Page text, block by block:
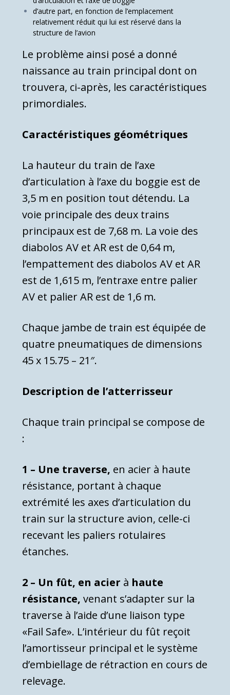
d’autre part, en fonction de l’emplacement
relativement réduit qui lui est réservé dans la
structure de l’avion
Le problème ainsi posé a donné
naissance au train prin­cipal dont on
trouvera, ci-après, les caractéristiques
primor­diales.
Caractéristiques géométriques
La hauteur du train de l’axe
d’articulation à l’axe du boggie est de
3,5 m en position tout détendu. La
voie principale des deux trains
principaux est de 7,68 m. La voie des
diabolos AV et AR est de 0,64 m,
l’empattement des diabolos AV et AR
est de 1,615 m, l’entraxe entre palier
AV et palier AR est de 1,6 m.
Chaque jambe de train est équipée de
quatre pneuma­tiques de dimensions
45 x 15.75 – 21″.
Description de l’atterrisseur
Chaque train principal se compose de
:
1 – Une traverse, en acier à haute
résistance, portant à chaque
extrémité les axes d’articulation du
train sur la structure avion, celle-ci
recevant les paliers rotulaires
étanches.
2 – Un fût, en acier à haute
résistance, venant s’adapter sur la
traverse à l’aide d’une liaison type
«Fail Safe». L’intérieur du fût reçoit
l’amortisseur principal et le système
d’embiellage de rétraction en cours de
relevage.